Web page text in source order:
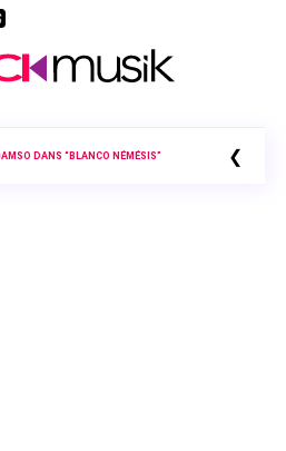
DANS “BLANCO NÉMÉSIS” ❮